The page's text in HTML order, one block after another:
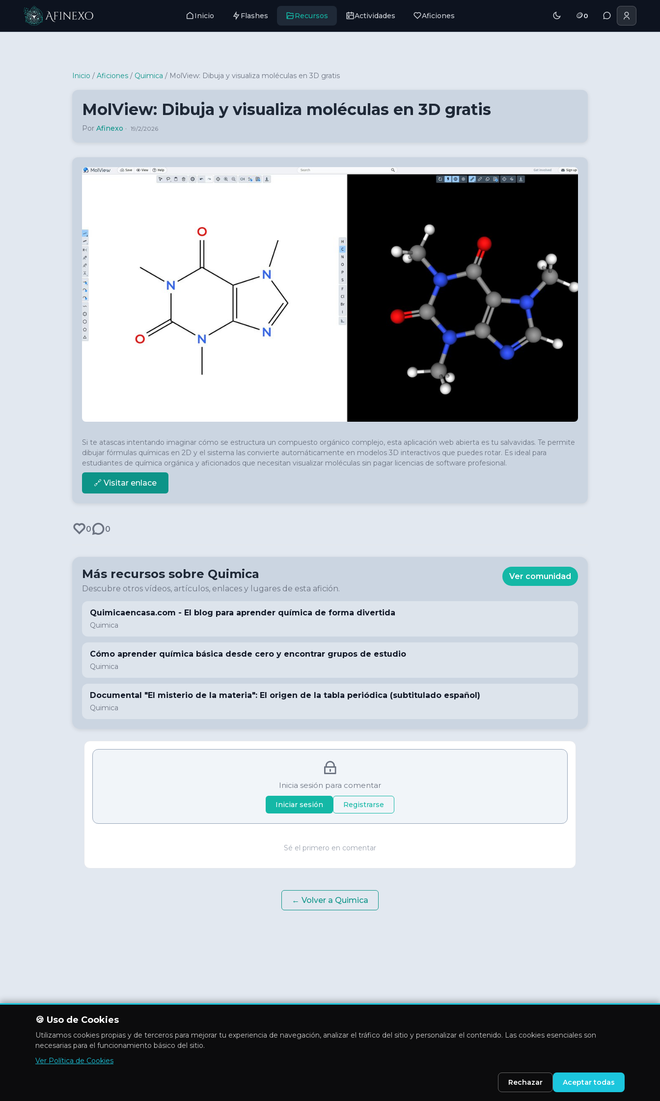
Inicio Afinexo Inicio Flashes Recursos Actividades Aficiones 🪙0
Inicio / Aficiones / Quimica / MolView: Dibuja y visualiza moléculas en 3D gratis
MolView: Dibuja y visualiza moléculas en 3D gratis
Por Afinexo · 19/2/2026
Si te atascas intentando imaginar cómo se estructura un compuesto orgánico complejo, esta aplicación web abierta es tu salvavidas. Te permite
dibujar fórmulas químicas en 2D y el sistema las convierte automáticamente en modelos 3D interactivos que puedes rotar. Es ideal para
estudiantes de química orgánica y aficionados que necesitan visualizar moléculas sin pagar licencias de software profesional.
🔗 Visitar enlace
0 0
Más recursos sobre Quimica
Descubre otros vídeos, artículos, enlaces y lugares de esta afición.
Ver comunidad
Quimicaencasa.com - El blog para aprender química de forma divertida
Quimica
Cómo aprender química básica desde cero y encontrar grupos de estudio
Quimica
Documental "El misterio de la materia": El origen de la tabla periódica (subtitulado español)
Quimica
Inicia sesión para comentar
Iniciar sesión Registrarse
Sé el primero en comentar
← Volver a Quimica
🍪 Uso de Cookies
Utilizamos cookies propias y de terceros para mejorar tu experiencia de navegación, analizar el tráfico del sitio y personalizar el contenido. Las cookies esenciales son
necesarias para el funcionamiento básico del sitio.
Ver Política de Cookies
Rechazar Aceptar todas